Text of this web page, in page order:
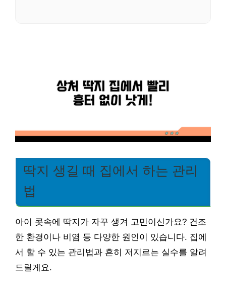
딱지 생길 때 집에서 하는 관리
법
아이 콧속에 딱지가 자꾸 생겨 고민이신가요? 건조
한 환경이나 비염 등 다양한 원인이 있습니다. 집에
서 할 수 있는 관리법과 흔히 저지르는 실수를 알려
드릴게요.